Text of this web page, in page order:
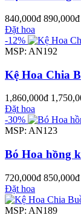
840,000đ 890,000đ
Đặt hoa
-12%
MSP: AN192
Kệ Hoa Chia
1,860,000đ
Đặt hoa
-30%
MSP: AN123
Bó Hoa hồng
720,000đ 850,000đ
Đặt hoa
MSP: AN189